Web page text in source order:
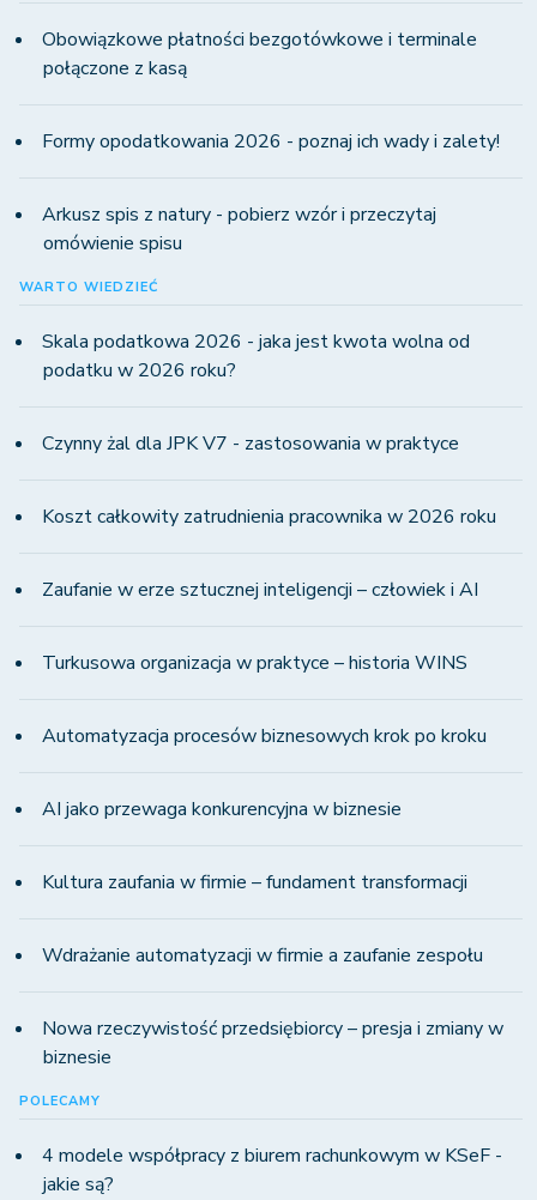
Obowiązkowe płatności bezgotówkowe i terminale
połączone z kasą
Formy opodatkowania 2026 - poznaj ich wady i zalety!
Arkusz spis z natury - pobierz wzór i przeczytaj
omówienie spisu
WARTO WIEDZIEĆ
Skala podatkowa 2026 - jaka jest kwota wolna od
podatku w 2026 roku?
Czynny żal dla JPK V7 - zastosowania w praktyce
Koszt całkowity zatrudnienia pracownika w 2026 roku
Zaufanie w erze sztucznej inteligencji – człowiek i AI
Turkusowa organizacja w praktyce – historia WINS
Automatyzacja procesów biznesowych krok po kroku
AI jako przewaga konkurencyjna w biznesie
Kultura zaufania w firmie – fundament transformacji
Wdrażanie automatyzacji w firmie a zaufanie zespołu
Nowa rzeczywistość przedsiębiorcy – presja i zmiany w
biznesie
POLECAMY
4 modele współpracy z biurem rachunkowym w KSeF -
jakie są?